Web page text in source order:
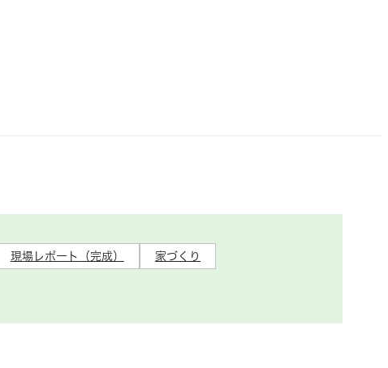
現場レポート（完成） 家づくり